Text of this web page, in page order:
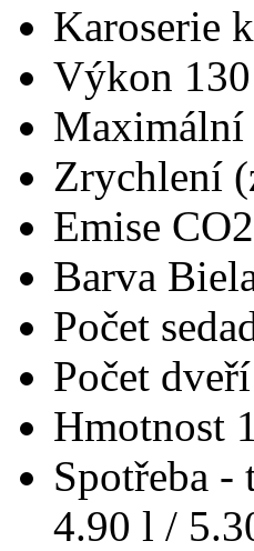
Karoserie
Výkon
Maximální
Zrychlení
Emise CO2
Barva
Počet
Počet dveří
Hmotnost
Spotřeba -
4.90 l /